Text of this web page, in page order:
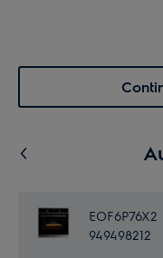
Menu
Coș de
EOF6P76X2
949498212